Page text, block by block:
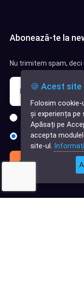
Abonează-te la
Nu trimitem spam, deci
Sunt interesat
Sunt interesat
Abonează-te
🍪 Acest
Folosim cookie-
și experiența pe
Apăsați pe
accepta
site-ul.